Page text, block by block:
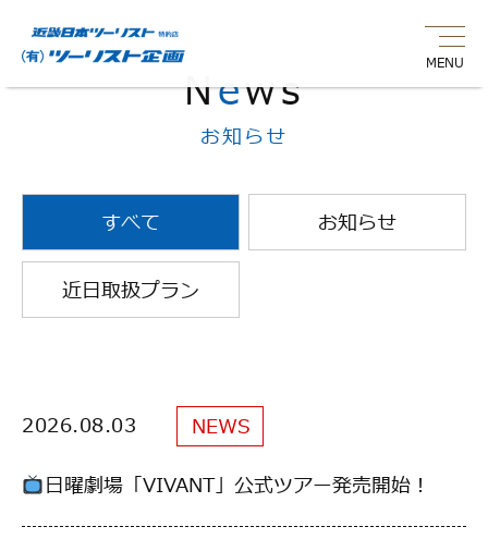
MENU
News
お知らせ
すべて お知らせ
近日取扱プラン
2026.08.03
NEWS
日曜劇場「VIVANT」公式ツアー発売開始！
2026.08.03
NEWS
日曜劇場「VIVANT」公式ツアー発売開始！